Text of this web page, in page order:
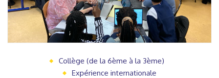
Collège (de la 6ème à la 3ème)
Expérience internationale